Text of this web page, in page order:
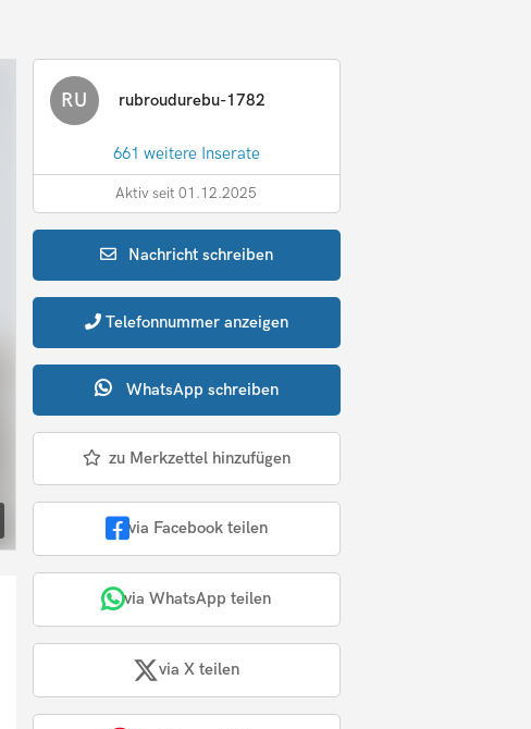
RU rubroudurebu-1782
661 weitere Inserate
Aktiv seit 01.12.2025
Nachrichtschreiben
Telefonnummer anzeigen
WhatsApp schreiben
zu Merkzettel hinzufügen
via Facebook teilen
via WhatsApp teilen
via X teilen